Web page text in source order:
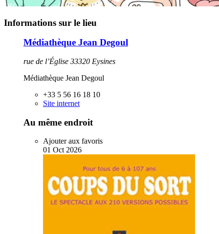
Informations sur le lieu
Médiathèque Jean Degoul
rue de l’Église 33320 Eysines
Médiathèque Jean Degoul
+33 5 56 16 18 10
Site internet
Au même endroit
Ajouter aux favoris
01 Oct 2026